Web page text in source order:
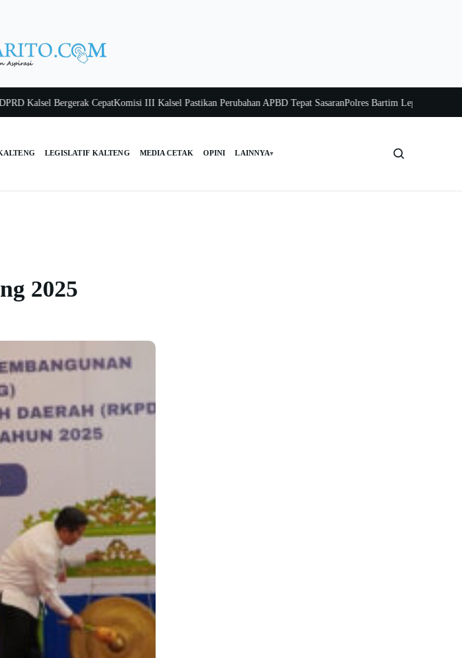
Bergerak CepatKomisi III Kalsel Pastikan Perubahan APBD Tepat SasaranPolres Bartim Lepas Bakti Sosial
LEGISLATIF KALTENG MEDIA CETAK OPINI LAINNYA▾
2025